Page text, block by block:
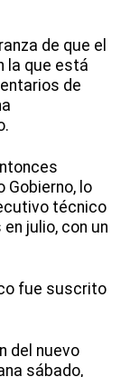
de que el
la que está
de
Gobierno, lo
técnico
julio, con un
fue suscrito
del nuevo
sábado,